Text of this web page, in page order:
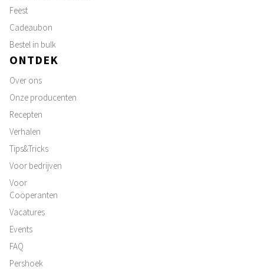
Feest
Cadeaubon
Bestel in bulk
ONTDEK
Over ons
Onze producenten
Recepten
Verhalen
Tips&Tricks
Voor bedrijven
Voor
Coöperanten
Vacatures
Events
FAQ
Pershoek